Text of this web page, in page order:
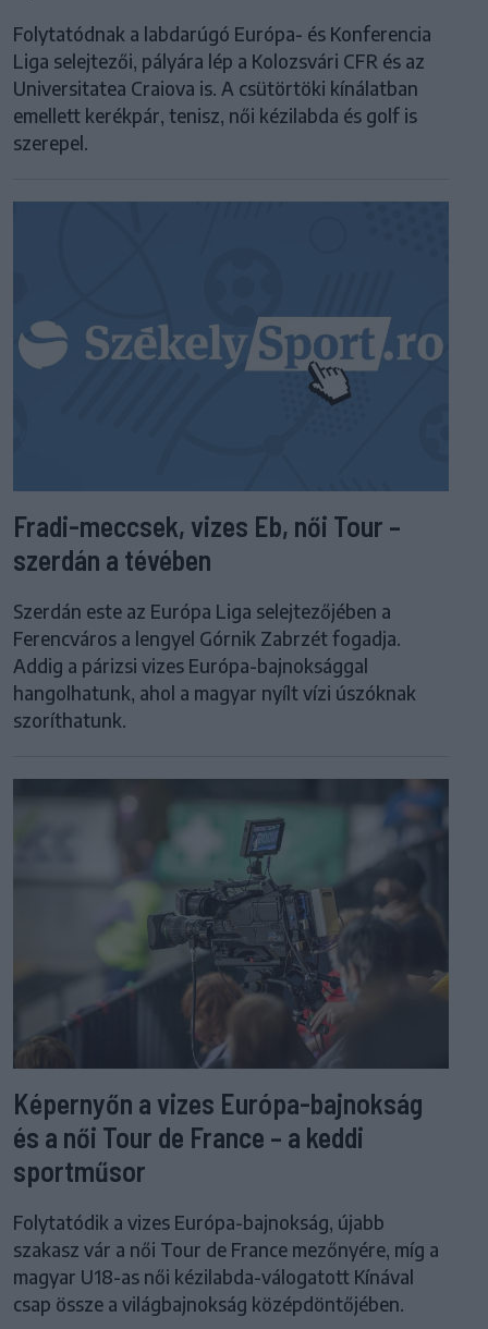
Folytatódnak a labdarúgó Európa- és Konferencia
Liga selejtezői, pályára lép a Kolozsvári CFR és az
Universitatea Craiova is. A csütörtöki kínálatban
emellett kerékpár, tenisz, női kézilabda és golf is
szerepel.
Fradi-meccsek, vizes Eb, női Tour –
szerdán a tévében
Szerdán este az Európa Liga selejtezőjében a
Ferencváros a lengyel Górnik Zabrzét fogadja.
Addig a párizsi vizes Európa-bajnoksággal
hangolhatunk, ahol a magyar nyílt vízi úszóknak
szoríthatunk.
Képernyőn a vizes Európa-bajnokság
és a női Tour de France – a keddi
sportműsor
Folytatódik a vizes Európa-bajnokság, újabb
szakasz vár a női Tour de France mezőnyére, míg a
magyar U18-as női kézilabda-válogatott Kínával
csap össze a világbajnokság középdöntőjében.